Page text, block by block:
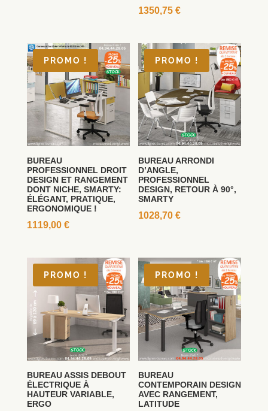
1350,75€
PROMO !
BUREAU
PROFESSIONNEL DROIT
DESIGN ET RANGEMENT
DONT NICHE, SMARTY:
ÉLÉGANT, PRATIQUE,
ERGONOMIQUE !
1119,00 €
PROMO !
BUREAU ARRONDI
D’ANGLE,
PROFESSIONNEL
DESIGN, RETOUR À 90°,
SMARTY
1028,70€
PROMO !
BUREAU ASSIS DEBOUT
ÉLECTRIQUE À
HAUTEUR VARIABLE,
ERGO
PROMO !
BUREAU
CONTEMPORAIN DESIGN
AVEC RANGEMENT,
LATITUDE